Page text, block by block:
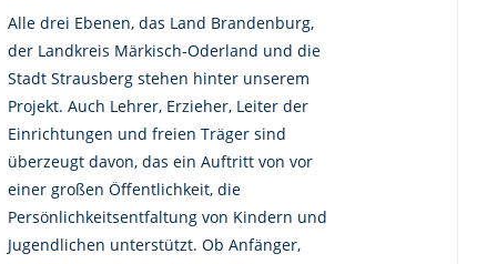
Alle drei Ebenen, das Land Brandenburg,
der Landkreis Märkisch-Oderland und die
Stadt Strausberg stehen hinter unserem
Projekt. Auch Lehrer, Erzieher, Leiter der
Einrichtungen und freien Träger sind
überzeugt davon, das ein Auftritt von vor
einer großen Öffentlichkeit, die
Persönlichkeitsentfaltung von Kindern und
Jugendlichen unterstützt. Ob Anfänger,